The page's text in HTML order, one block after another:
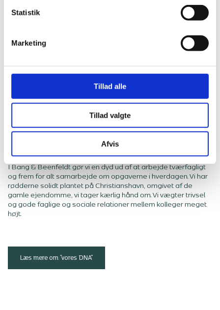
Statistik
Marketing
Tillad alle
Tillad valgte
Afvis
Et uformelt, uhøjtideligt og kompetencegivende
arbejdsmiljø
I Bang & Beenfeldt gør vi en dyd ud af at arbejde tværfagligt
og frem for alt samarbejde om opgaverne i hverdagen. Vi har
rødderne solidt plantet på Christianshavn, omgivet af de
gamle ejendomme, vi tager kærlig hånd om. Vi vægter trivsel
og gode faglige og sociale relationer mellem kolleger meget
højt.
Læs mere om "vores DNA"